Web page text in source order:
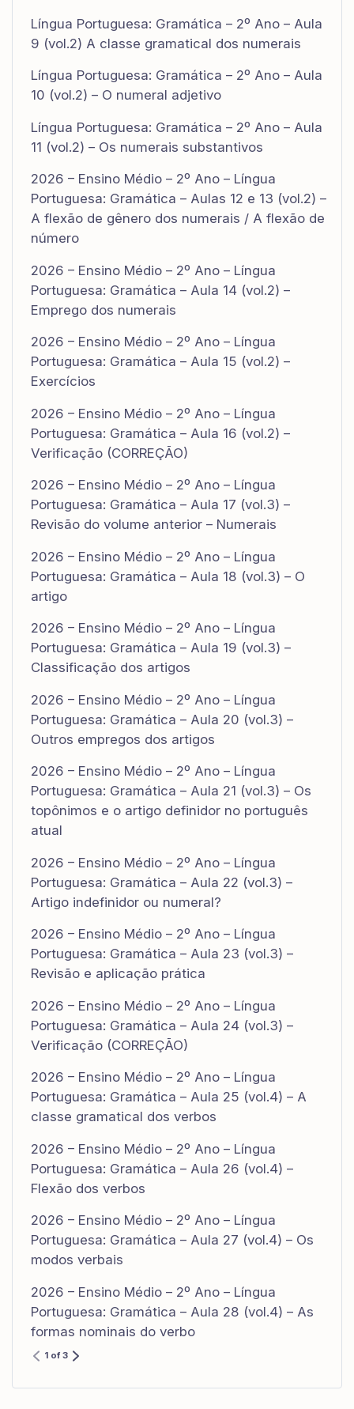
Língua Portuguesa: Gramática – 2º Ano – Aula
9 (vol.2) A classe gramatical dos numerais
Língua Portuguesa: Gramática – 2º Ano – Aula
10 (vol.2) – O numeral adjetivo
Língua Portuguesa: Gramática – 2º Ano – Aula
11 (vol.2) – Os numerais substantivos
2026 – Ensino Médio – 2º Ano – Língua
Portuguesa: Gramática – Aulas 12 e 13 (vol.2) –
A flexão de gênero dos numerais / A flexão de
número
2026 – Ensino Médio – 2º Ano – Língua
Portuguesa: Gramática – Aula 14 (vol.2) –
Emprego dos numerais
2026 – Ensino Médio – 2º Ano – Língua
Portuguesa: Gramática – Aula 15 (vol.2) –
Exercícios
2026 – Ensino Médio – 2º Ano – Língua
Portuguesa: Gramática – Aula 16 (vol.2) –
Verificação (CORREÇÃO)
2026 – Ensino Médio – 2º Ano – Língua
Portuguesa: Gramática – Aula 17 (vol.3) –
Revisão do volume anterior – Numerais
2026 – Ensino Médio – 2º Ano – Língua
Portuguesa: Gramática – Aula 18 (vol.3) – O
artigo
2026 – Ensino Médio – 2º Ano – Língua
Portuguesa: Gramática – Aula 19 (vol.3) –
Classificação dos artigos
2026 – Ensino Médio – 2º Ano – Língua
Portuguesa: Gramática – Aula 20 (vol.3) –
Outros empregos dos artigos
2026 – Ensino Médio – 2º Ano – Língua
Portuguesa: Gramática – Aula 21 (vol.3) – Os
topônimos e o artigo definidor no português
atual
2026 – Ensino Médio – 2º Ano – Língua
Portuguesa: Gramática – Aula 22 (vol.3) –
Artigo indefinidor ou numeral?
2026 – Ensino Médio – 2º Ano – Língua
Portuguesa: Gramática – Aula 23 (vol.3) –
Revisão e aplicação prática
2026 – Ensino Médio – 2º Ano – Língua
Portuguesa: Gramática – Aula 24 (vol.3) –
Verificação (CORREÇÃO)
2026 – Ensino Médio – 2º Ano – Língua
Portuguesa: Gramática – Aula 25 (vol.4) – A
classe gramatical dos verbos
2026 – Ensino Médio – 2º Ano – Língua
Portuguesa: Gramática – Aula 26 (vol.4) –
Flexão dos verbos
2026 – Ensino Médio – 2º Ano – Língua
Portuguesa: Gramática – Aula 27 (vol.4) – Os
modos verbais
2026 – Ensino Médio – 2º Ano – Língua
Portuguesa: Gramática – Aula 28 (vol.4) – As
formas nominais do verbo
1 of 3